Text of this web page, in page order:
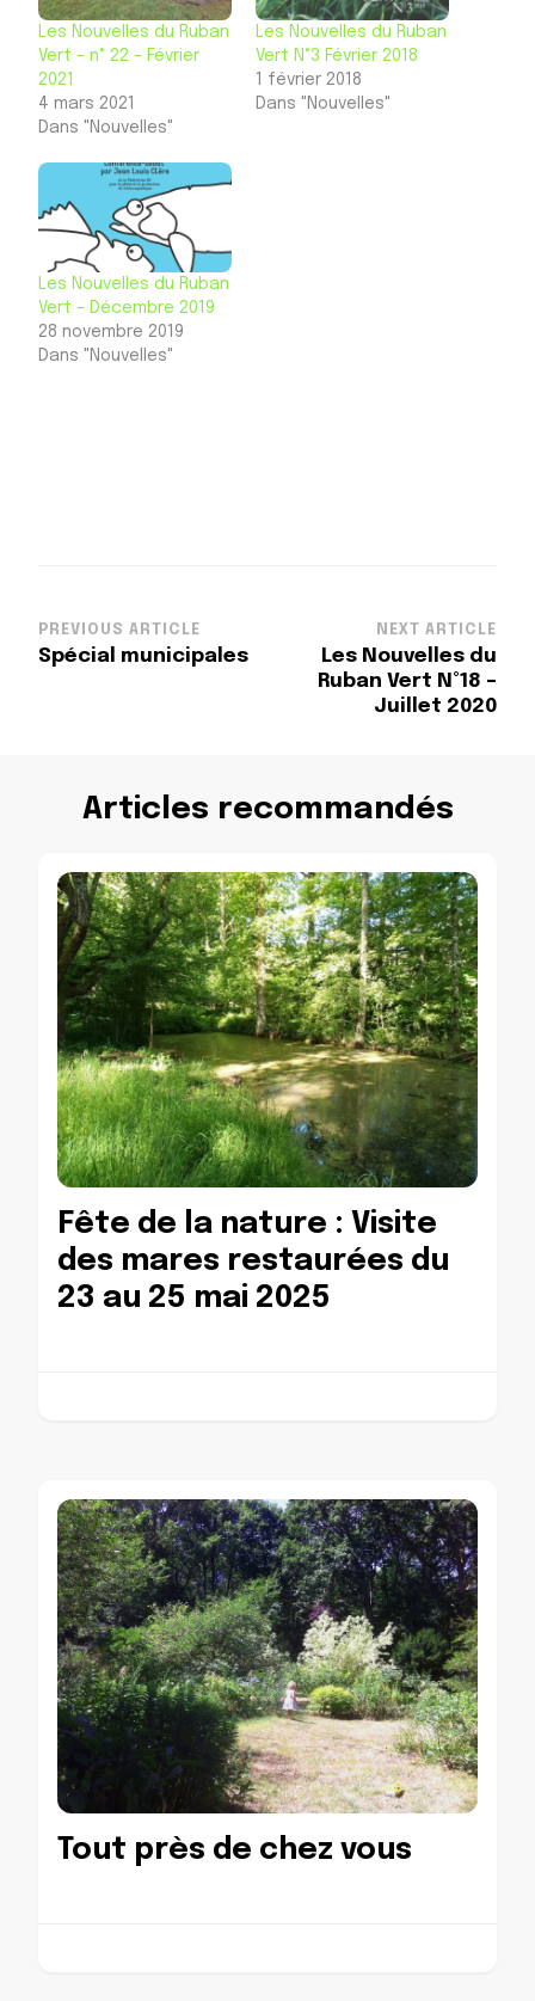
Les Nouvelles du Ruban
Vert – n° 22 – Février
2021
4 mars 2021
Dans "Nouvelles"
Les Nouvelles du Ruban
Vert N°3 Février 2018
1 février 2018
Dans "Nouvelles"
Les Nouvelles du Ruban
Vert – Décembre 2019
28 novembre 2019
Dans "Nouvelles"
Post
Navigation
PREVIOUS ARTICLE
Spécial municipales
NEXT ARTICLE
Les Nouvelles du
Ruban Vert N°18 –
Juillet 2020
Articles recommandés
Fête de la nature : Visite
des mares restaurées du
23 au 25 mai 2025
Tout près de chez vous